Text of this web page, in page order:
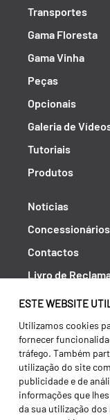
ESTE WEBSITE
Utilizamos cookies
fornecer
tráfego. Também
utilização do site
publicidade e de
informações que
da sua utilização
Transportes
Gama Floresta
Gama Vinha
Peças
Opcionais
Galeria de
Tutoriais
Produtos
Notícias
Concessionários
Contactos
Livro de
Política de
Canal de
Termos e